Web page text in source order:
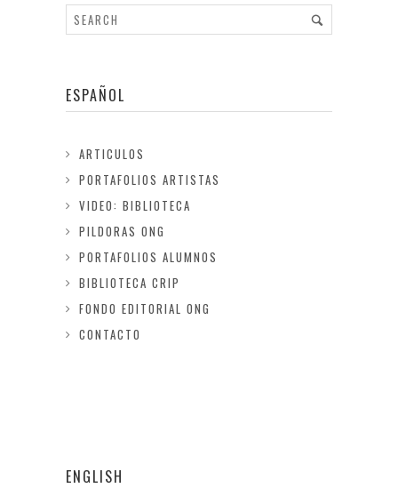
ESPAÑOL
ARTICULOS
PORTAFOLIOS ARTISTAS
VIDEO: BIBLIOTECA
PILDORAS ONG
PORTAFOLIOS ALUMNOS
BIBLIOTECA CRIP
FONDO EDITORIAL ONG
CONTACTO
ENGLISH